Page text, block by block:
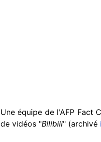
Une équipe de l'AFP Fact
de vidéos "Bilibili" (archivé